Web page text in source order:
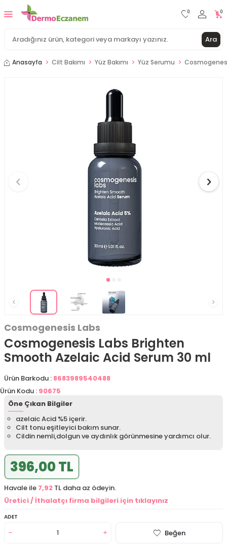
Ara
0 0
Anasayfa Cilt Bakımı Yüz Bakımı Yüz Serumu
Cosmogenesis Labs
Cosmogenesis Labs Brighten
Smooth Azelaic Acid Serum 30 ml
Ürün Barkodu : 8683989540488
Ürün Kodu : 90675
Öne Çıkan Bilgiler
azelaic Acid %5 içerir.
Cilt tonu eşitleyici bakım sunar.
Cildin nemli,dolgun ve aydınlık görünmesine yardımcı olur.
396,00 TL
Havale ile 7,92 TL daha az ödeyin.
Üretici / İthalatçı firma bilgileri için tıklayınız
ADET
Beğen